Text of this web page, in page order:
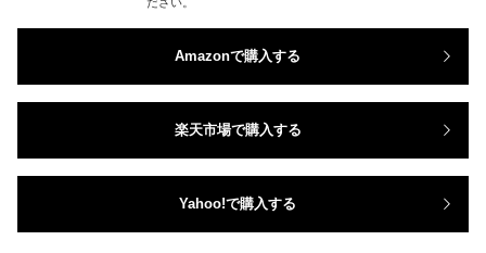
Amazonで購入する
楽天市場で購入する
Yahoo!で購入する